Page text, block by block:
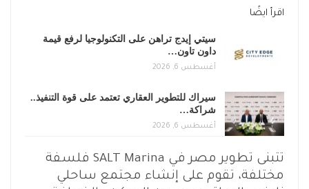
اقرأ ايضًا
سيتي إيدج تراهن على التكنولوجيا لرفع قيمة
داون تاون…
أغسطس 6, 2026
سيراك للتطوير العقاري تعتمد على قوة التنفيذ..
شراكة…
أغسطس 6, 2026
تتبنى تطوير مصر في SALT Marina فلسفة
مختلفة، تقوم على إنشاء مجتمع ساحلي